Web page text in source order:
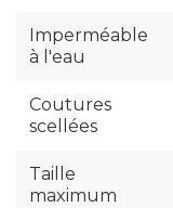
Imperméable
à l'eau
Coutures
scellées
Taille
maximum